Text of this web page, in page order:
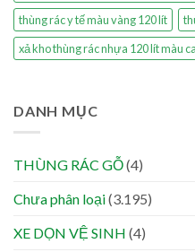
thùng rác y tế màu vàng 120 lít
xả kho thùng rác nhựa 120 lít màu
DANH MỤC
THÙNG RÁC GỖ(4)
Chưa phân loại(3.195)
XE DỌN VỆ SINH (4)